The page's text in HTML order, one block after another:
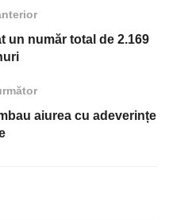
un număr total de 2.169
aiurea cu adeverințe